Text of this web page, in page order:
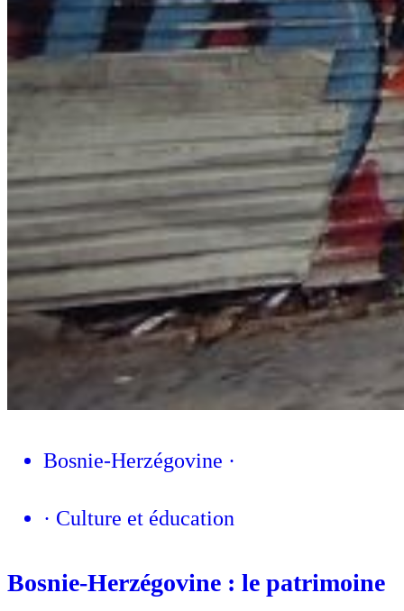
Bosnie-Herzégovine ·
· Culture et éducation
Bosnie-Herzégovine : le patrimoine